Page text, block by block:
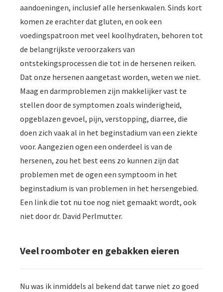
aandoeningen, inclusief alle hersenkwalen. Sinds kort
komen ze erachter dat gluten, en ook een
voedingspatroon met veel koolhydraten, behoren tot
de belangrijkste veroorzakers van
ontstekingsprocessen die tot in de hersenen reiken.
Dat onze hersenen aangetast worden, weten we niet.
Maag en darmproblemen zijn makkelijker vast te
stellen door de symptomen zoals winderigheid,
opgeblazen gevoel, pijn, verstopping, diarree, die
doen zich vaak al in het beginstadium van een ziekte
voor. Aangezien ogen een onderdeel is van de
hersenen, zou het best eens zo kunnen zijn dat
problemen met de ogen een symptoom in het
beginstadium is van problemen in het hersengebied.
Een link die tot nu toe nog niet gemaakt wordt, ook
niet door dr. David Perlmutter.
Veel roomboter en gebakken eieren
Nu was ik inmiddels al bekend dat tarwe niet zo goed